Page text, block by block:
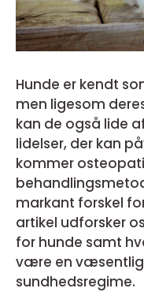
Hunde er kendt
men ligesom
kan de også lide
lidelser, der kan
kommer
markant forskel
artikel udforsker
for hunde samt
være en
sundhedsregime.